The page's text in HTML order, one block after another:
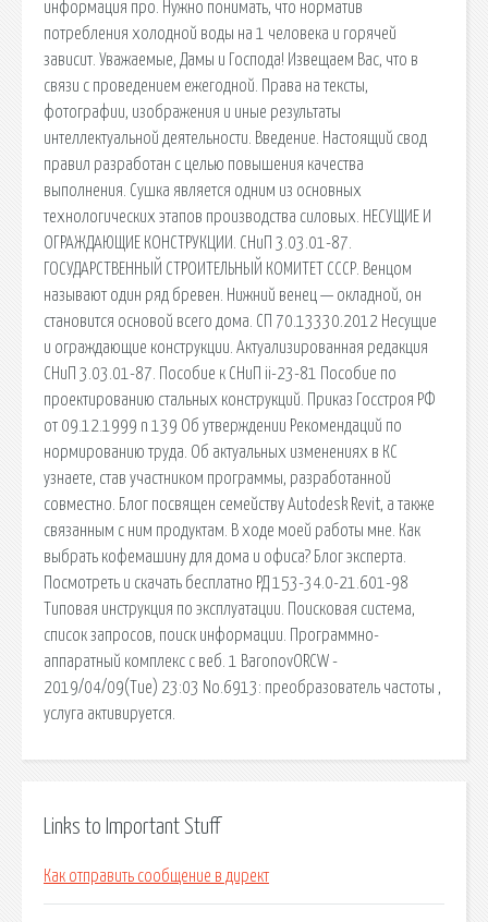
информация про. Нужно понимать, что норматив
потребления холодной воды на 1 человека и горячей
зависит. Уважаемые, Дамы и Господа! Извещаем Вас, что в
связи с проведением ежегодной. Права на тексты,
фотографии, изображения и иные результаты
интеллектуальной деятельности. Введение. Настоящий свод
правил разработан с целью повышения качества
выполнения. Сушка является одним из основных
технологических этапов производства силовых. НЕСУЩИЕ И
ОГРАЖДАЮЩИЕ КОНСТРУКЦИИ. СНиП 3.03.01-87.
ГОСУДАРСТВЕННЫЙ СТРОИТЕЛЬНЫЙ КОМИТЕТ СССР. Венцом
называют один ряд бревен. Нижний венец — окладной, он
становится основой всего дома. СП 70.13330.2012 Несущие
и ограждающие конструкции. Актуализированная редакция
СНиП 3.03.01-87. Пособие к СНиП ii-23-81 Пособие по
проектированию стальных конструкций. Приказ Госстроя РФ
от 09.12.1999 n 139 Об утверждении Рекомендаций по
нормированию труда. Об актуальных изменениях в КС
узнаете, став участником программы, разработанной
совместно. Блог посвящен семейству Autodesk Revit, а также
связанным с ним продуктам. В ходе моей работы мне. Как
выбрать кофемашину для дома и офиса? Блог эксперта.
Посмотреть и скачать бесплатно РД 153-34.0-21.601-98
Типовая инструкция по эксплуатации. Поисковая сиcтема,
список запросов, поиск информации. Программно-
аппаратный комплекс с веб. 1 BaronovORCW -
2019/04/09(Tue) 23:03 No.6913: преобразователь частоты ,
услуга активируется.
Links to Important Stuff
Как отправить сообщение в директ